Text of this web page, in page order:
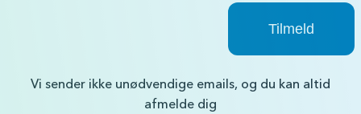
Vi sender ikke unødvendige emails, og du kan altid
afmelde dig